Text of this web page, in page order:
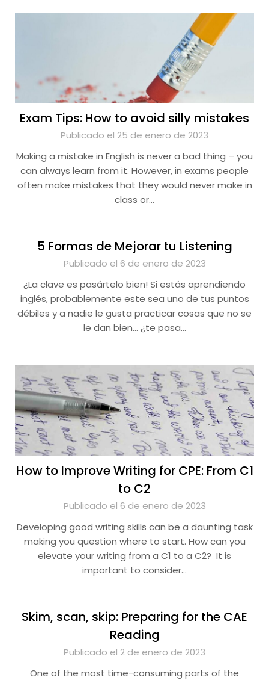
Exam Tips: How to avoid silly mistakes
Publicado el 25 de enero de 2023
Making a mistake in English is never a bad thing – you
can always learn from it. However, in exams people
often make mistakes that they would never make in
class or…
5 Formas de Mejorar tu Listening
Publicado el 6 de enero de 2023
¿La clave es pasártelo bien! Si estás aprendiendo
inglés, probablemente este sea uno de tus puntos
débiles y a nadie le gusta practicar cosas que no se
le dan bien… ¿te pasa…
How to Improve Writing for CPE: From C1
to C2
Publicado el 6 de enero de 2023
Developing good writing skills can be a daunting task
making you question where to start. How can you
elevate your writing from a C1 to a C2? It is
important to consider…
Skim, scan, skip: Preparing for the CAE
Reading
Publicado el 2 de enero de 2023
One of the most time-consuming parts of the